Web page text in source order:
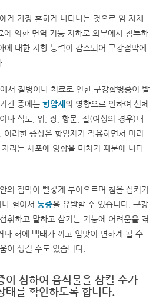
게 가장 흔하게 나타나는 것으로 암 자체
에 의한 면역 기능 저하로 외부에서 침투하
대한 저항 능력이 감소되어 구강점막에
서 질병이나 치료로 인한 구강합병증이 발
간 중에는 항암제 의 영향으로 인하여 신체
나 식도, 위, 장, 항문, 질(여성의 경우)내
러한 증상은 항암제가 작용하면서 머리
라는 세포에 영향을 미치기 때문에 나타
의 점막이 빨갛게 부어오르며 침을 삼키기
헐어서 통증을 유발할 수 있습니다. 구강
취하고 말하고 삼키는 기능에 어려움을 겪
나 혀에 백태가 끼고 입맛이 변하게 될 수
이 생길 수도 있습니다.
이 심하여 음식물을 삼킬 수가
태를 확인하도록 합니다.